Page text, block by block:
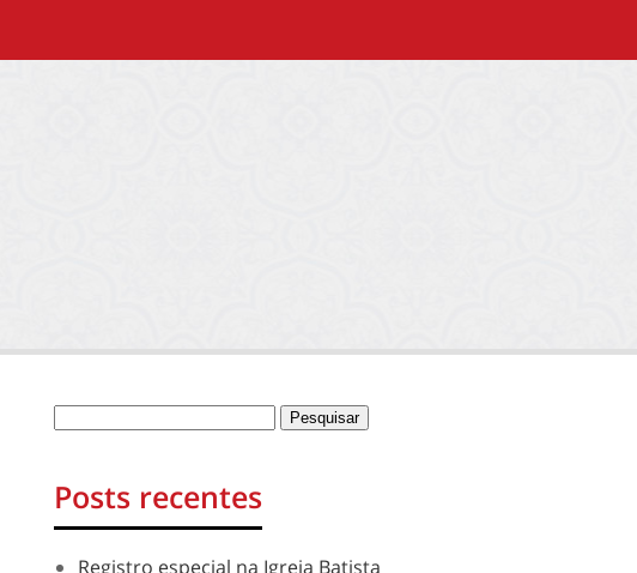
Posts recentes
Registro especial na Igreja Batista